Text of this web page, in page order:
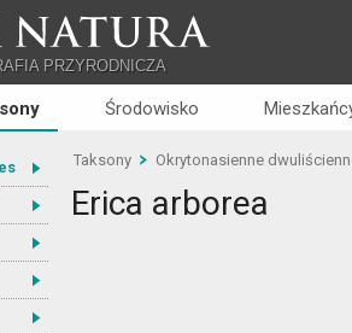
NATURA
PRZYRODNICZA
Środowisko
Taksony Okrytonasienne
Erica arborea